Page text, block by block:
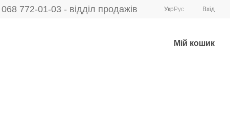
068 772-01-03 - відділ продажів Укр Рус Вхід
Мій кошик